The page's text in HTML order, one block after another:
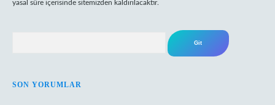
yasal süre içerisinde sitemizden kaldırılacaktır.
SON YORUMLAR